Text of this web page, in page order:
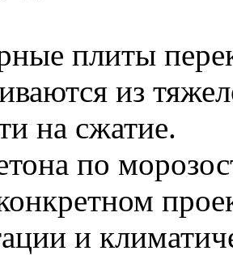
плиты
из
на сжатие.
по
и